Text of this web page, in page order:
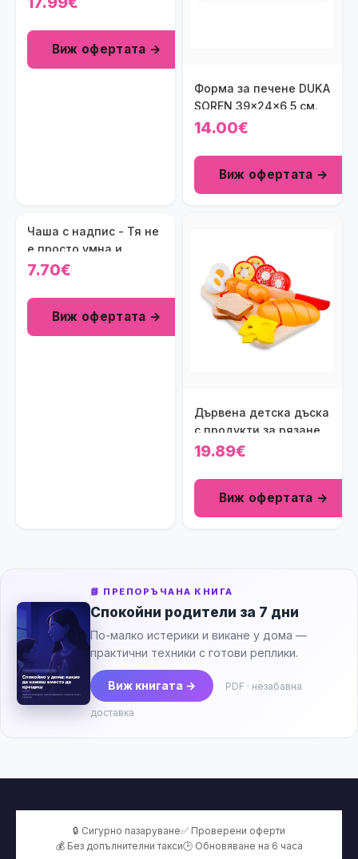
Виж офертата →
Форма за печене DUKA
SOREN 39x24x6,5 см.
14.00€
Виж офертата →
Чаша с надпис - Тя не
е просто умна и
красива, тя е Гергана!
7.70€
Виж офертата →
Дървена детска дъска
с продукти за рязане
New Classic Toys
19.89€
Виж офертата →
📘 ПРЕПОРЪЧАНА КНИГА
Спокойни родители за 7 дни
По-малко истерики и викане у дома —
практични техники с готови реплики.
Виж книгата → PDF · незабавна
доставка
🔒 Сигурно пазаруване✅ Проверени оферти
💰 Без допълнителни такси🕒 Обновяване на 6 часа